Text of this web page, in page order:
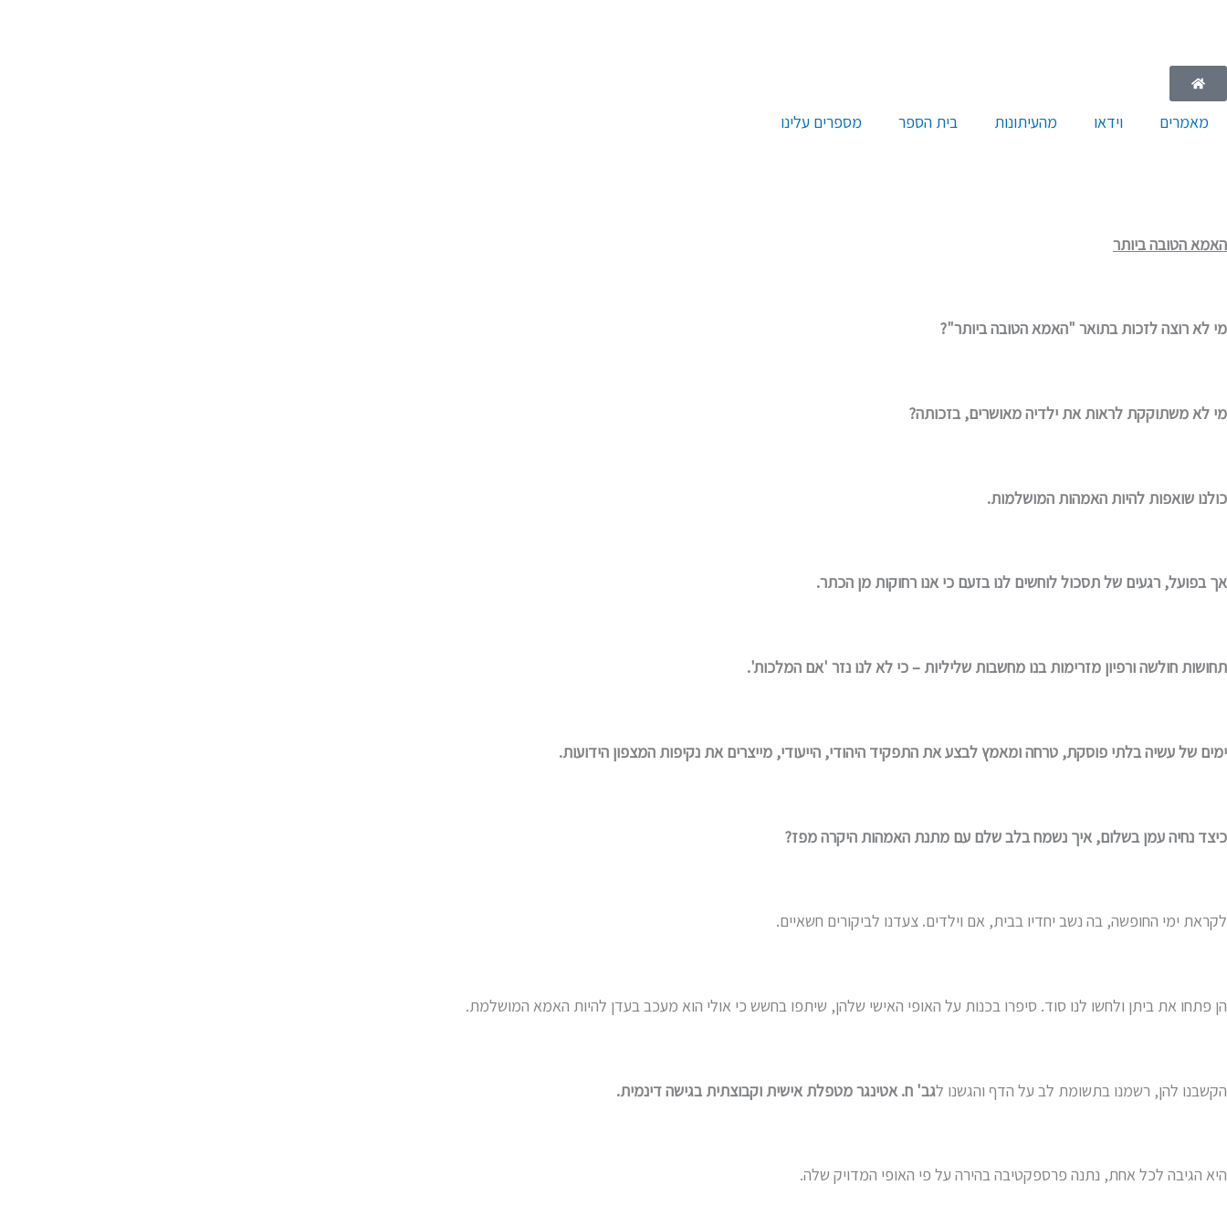
מאמרים וידאו מהעיתונות בית הספר מספרים עלינו
האמא הטובה ביותר
מי לא רוצה לזכות בתואר "האמא הטובה ביותר"?
מי לא משתוקקת לראות את ילדיה מאושרים, בזכותה?
כולנו שואפות להיות האמהות המושלמות.
אך בפועל, רגעים של תסכול לוחשים לנו בזעם כי אנו רחוקות מן הכתר.
תחושות חולשה ורפיון מזרימות בנו מחשבות שליליות – כי לא לנו נזר 'אם המלכות'.
ימים של עשיה בלתי פוסקת, טרחה ומאמץ לבצע את התפקיד היהודי, הייעודי, מייצרים את נקיפות המצפון הידועות.
כיצד נחיה עמן בשלום, איך נשמח בלב שלם עם מתנת האמהות היקרה מפז?
לקראת ימי החופשה, בה נשב יחדיו בבית, אם וילדים. צעדנו לביקורים חשאיים.
הן פתחו את ביתן ולחשו לנו סוד. סיפרו בכנות על האופי האישי שלהן, שיתפו בחשש כי אולי הוא מעכב בעדן להיות האמא המושלמת.
הקשבנו להן, רשמנו בתשומת לב על הדף והגשנו לגב' ח. אטינגרמטפלת אישית וקבוצתית בגישה דינמית.
היא הגיבה לכל אחת, נתנה פרספקטיבה בהירה על פי האופי המדויק שלה.